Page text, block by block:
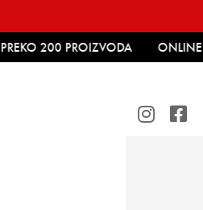
PREKO 200 PROIZVODA ONLINE